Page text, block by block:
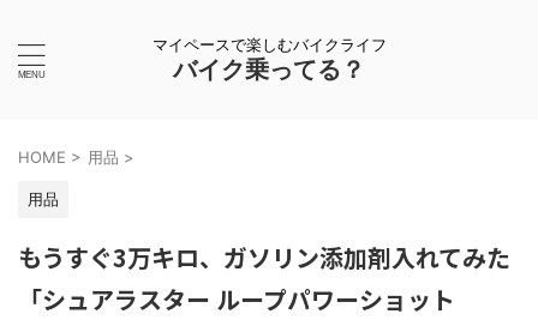
マイペースで楽しむバイクライフ
バイク乗ってる？
HOME > 用品 >
用品
もうすぐ3万キロ、ガソリン添加剤入れてみた
「シュアラスター ループパワーショット